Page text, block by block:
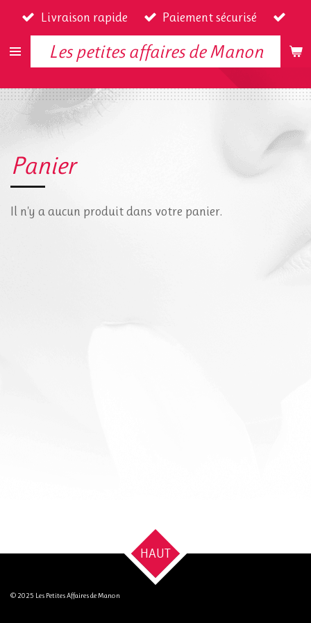
Passer
contenuLes petites affaires de Manon
Livraison rapide Paiement sécurisé
Panier
Il n'y a aucun produit dans votre panier.
HAUT
© 2025 Les Petites Affaires de Manon